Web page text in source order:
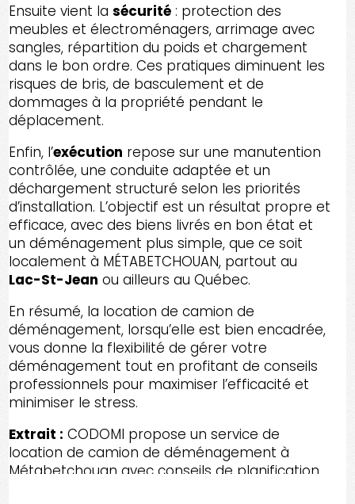
Ensuite vient lasécurité : protection des
meubles et électroménagers, arrimage avec
sangles, répartition du poids et chargement
dans le bon ordre. Ces pratiques diminuent les
risques de bris, de basculement et de
dommages à la propriété pendant le
déplacement.
Enfin, l’exécution repose sur une manutention
contrôlée, une conduite adaptée et un
déchargement structuré selon les priorités
d’installation. L’objectif est un résultat propre et
efficace, avec des biens livrés en bon état et
un déménagement plus simple, que ce soit
localement à MÉTABETCHOUAN, partout au
Lac-St-Jean ou ailleurs au Québec.
En résumé, la location de camion de
déménagement, lorsqu’elle est bien encadrée,
vous donne la flexibilité de gérer votre
déménagement tout en profitant de conseils
professionnels pour maximiser l’efficacité et
minimiser le stress.
Extrait : CODOMI propose un service de
location de camion de déménagement à
Métabetchouan avec conseils de planification,